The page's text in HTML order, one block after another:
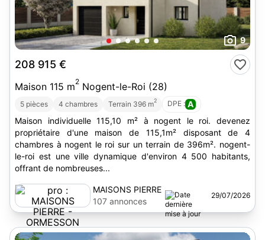
9
208 915 €
Maison 115 m2 Nogent-le-Roi (28)
5 pièces 4 chambres Terrain 396 m2 DPE : A
Maison individuelle 115,10 m² à nogent le roi. devenez
propriétaire d'une maison de 115,1m² disposant de 4
chambres à nogent le roi sur un terrain de 396m². nogent-
le-roi est une ville dynamique d'environ 4 500 habitants,
offrant de nombreuses...
MAISONS PIERRE
- ORMESSON
107 annonces
29/07/2026